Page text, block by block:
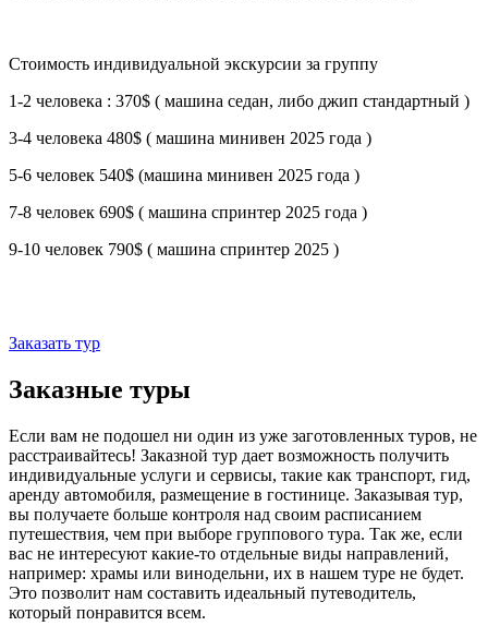
Стоимость индивидуальной экскурсии за группу
1-2 человека : 370$ ( машина седан, либо джип стандартный )
3-4 человека 480$ ( машина минивен 2025 года )
5-6 человек 540$ (машина минивен 2025 года )
7-8 человек 690$ ( машина спринтер 2025 года )
9-10 человек 790$ ( машина спринтер 2025 )
Заказать тур
Заказные туры
Если вам не подошел ни один из уже заготовленных туров, не
расстраивайтесь! Заказной тур дает возможность получить
индивидуальные услуги и сервисы, такие как транспорт, гид,
аренду автомобиля, размещение в гостинице. Заказывая тур,
вы получаете больше контроля над своим расписанием
путешествия, чем при выборе группового тура. Так же, если
вас не интересуют какие-то отдельные виды направлений,
например: храмы или винодельни, их в нашем туре не будет.
Это позволит нам составить идеальный путеводитель,
который понравится всем.